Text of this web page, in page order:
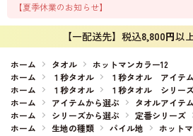
【夏季休業のお知らせ】
【一配送先】税込8,800円以
ホーム タオル
ホットマンカラー12
ホーム
１秒タオル １秒タオル アイテム
ホーム
１秒タオル １秒タオル シリー
ホーム
アイテムから選ぶ タオルアイテム
ホーム
シリーズから選ぶ 定番シリーズ
ホーム
生地の種類 パイル地 ホット